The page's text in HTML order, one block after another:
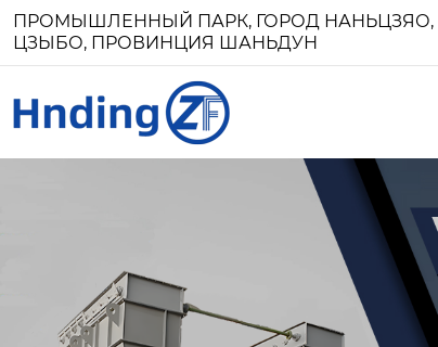
ПРОМЫШЛЕННЫЙ ПАРК, ГОРОД НАНЬЦЗЯО,
ЦЗЫБО, ПРОВИНЦИЯ ШАНЬДУН